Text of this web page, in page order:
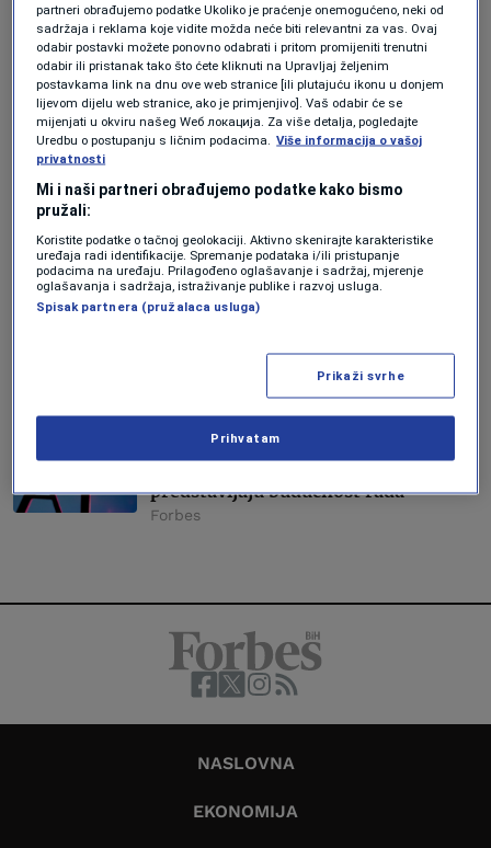
INDUSTRIJE
Umjetna inteligencija mijenja
proizvodnju: Tvornice budućnosti
mogle bi povećati produktivnost i do
60 posto
Forbes Hrvatska
AI
u prvih 1.000 dana i kuda ide AI?
Forbes
EKONOMIJA
Hoće li AI donijeti dvodnevnu radnu
predstavljaju budućnost rada
Forbes
NASLOVNA
EKONOMIJA
partneri obrađujemo podatke Ukoliko je praćenje onemogućeno, neki od
sadržaja i reklama koje vidite možda neće biti relevantni za vas. Ovaj
odabir postavki možete ponovno odabrati i pritom promijeniti trenutni
odabir ili pristanak tako što ćete kliknuti na Upravljaj željenim
postavkama link na dnu ove web stranice [ili plutajuću ikonu u donjem
lijevom dijelu web stranice, ako je primjenjivo]. Vaš odabir će se
mijenjati u okviru našeg Wеб локација. Za više detalja, pogledajte
Uredbu o postupanju s ličnim podacima.
Više informacija o vašoj
privatnosti
Mi i naši partneri obrađujemo podatke kako bismo
pružali:
Koristite podatke o tačnoj geolokaciji. Aktivno skenirajte karakteristike
uređaja radi identifikacije. Spremanje podataka i/ili pristupanje
podacima na uređaju. Prilagođeno oglašavanje i sadržaj, mjerenje
oglašavanja i sadržaja, istraživanje publike i razvoj usluga.
Spisak partnera (pružalaca usluga)
Prikaži svrhe
Prihvatam